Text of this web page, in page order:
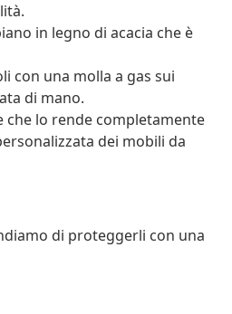
in legno di acacia che è
con una molla a gas sui
di mano.
che lo rende completamente
dei mobili da
di proteggerli con una